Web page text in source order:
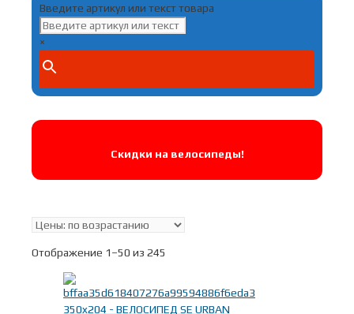
Введите артикул или текст товара
×
Скидки на велосипеды!
В наличии
Отображение 1–50 из 245